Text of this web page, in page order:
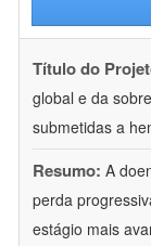
Título do
global e da
submetidas a
Resumo: A
perda
estágio mais